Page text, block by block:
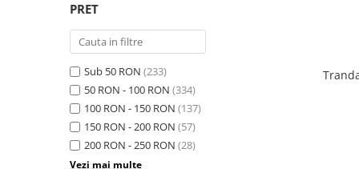
PRET
Sub 50 RON (233)
50 RON - 100 RON (334)
100 RON - 150 RON (137)
150 RON - 200 RON (57)
200 RON - 250 RON (28)
Vezi mai multe